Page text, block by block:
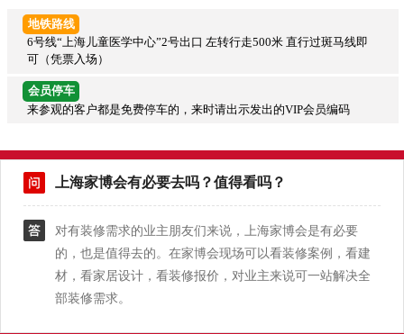
地铁路线
6号线“上海儿童医学中心”2号出口 左转行走500米 直行过斑马线即
可（凭票入场）
会员停车
来参观的客户都是免费停车的，来时请出示发出的VIP会员编码
上海家博会有必要去吗？值得看吗？
对有装修需求的业主朋友们来说，上海家博会是有必要
的，也是值得去的。在家博会现场可以看装修案例，看建
材，看家居设计，看装修报价，对业主来说可一站解决全
部装修需求。